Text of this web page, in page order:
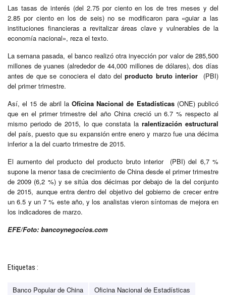
Las tasas de interés (del 2.75 por ciento en los de tres meses y del
2.85 por ciento en los de seis) no se modificaron para «guiar a las
instituciones financieras a revitalizar áreas clave y vulnerables de la
economía nacional», reza el texto.
La semana pasada, el banco realizó otra inyección por valor de 285,500
millones de yuanes (alrededor de 44,000 millones de dólares), dos días
antes de que se conociera el dato delproducto bruto interior (PBI)
del primer trimestre.
Así, el 15 de abril laOficina Nacional de Estadísticas(ONE) publicó
que en el primer trimestre del año China creció un 6.7 % respecto al
mismo periodo de 2015, lo que constata la ralentización estructural
del país, puesto que su expansión entre enero y marzo fue una décima
inferior a la del cuarto trimestre de 2015.
El aumento del producto del producto bruto interior (PBI) del 6,7 %
supone la menor tasa de crecimiento de China desde el primer trimestre
de 2009 (6,2 %) y se sitúa dos décimas por debajo de la del conjunto
de 2015, aunque entra dentro del objetivo del gobierno de crecer entre
un 6.5 y un 7 % este año, y los analistas vieron síntomas de mejora en
los indicadores de marzo.
EFE/Foto: bancoynegocios.com
Etiquetas :
Banco Popular de China
Oficina Nacional de Estadísticas